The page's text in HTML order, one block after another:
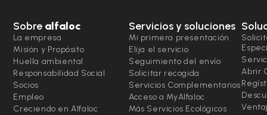
Sobre alfaloc
La empresa
Misión y Propósito
Huella ambiental
Responsabilidad Social
Socios
Empleo
Creciendo en Alfaloc
Servicios y soluciones
Mi primera presentación
Elija el servicio
Seguimiento del envío
Solicitar recogida
Servicios Complementarios
Acceso a MyAlfaloc
Más Servicios Ecológicos
Abrir